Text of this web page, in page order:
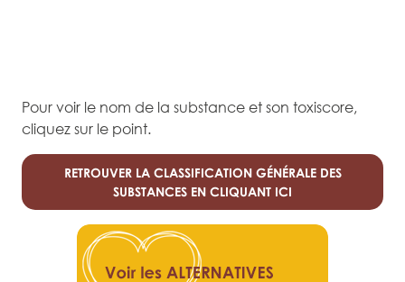
Pour voir le nom de la substance et son toxiscore,
cliquez sur le point.
RETROUVER LA CLASSIFICATION GÉNÉRALE DES
SUBSTANCES EN CLIQUANT ICI